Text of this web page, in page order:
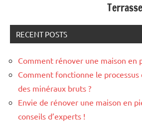
RECENT POSTS
Comment rénover une maison en
Comment fonctionne le
des minéraux bruts ?
Envie de rénover une maison en
conseils d’experts !